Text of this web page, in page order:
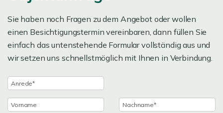
Sie haben noch Fragen zu dem Angebot oder wollen
einen Besichtigungstermin vereinbaren, dann füllen Sie
einfach das untenstehende Formular vollständig aus und
wir setzen uns schnellstmöglich mit Ihnen in Verbindung.